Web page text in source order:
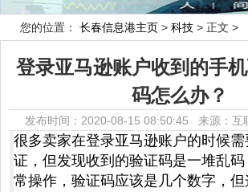
您的位置： 长春信息港主页 > 科技 > 正文 >
登录亚马逊账户收到的手
码怎么办？
发布时间：2020-08-15 08:50:45 来源：互
很多卖家在登录亚马逊账户的时候
证，但发现收到的验证码是一堆乱
常操作，验证码应该是几个数字，